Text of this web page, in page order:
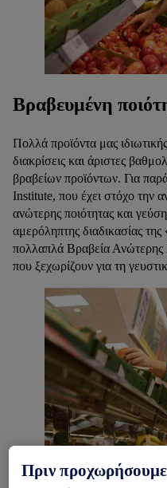
Βραβευμένη
Πολλά προϊόντα μας
διακρίσεις και άριστες
βραβείων προϊόντων. Για
Institute, που έχει στόχο την
ανώτερης ποιότητας και
αμερόληπτης διαδικασίας
πολλαπλά Βραβεία
που ξεχωρίζουν για τη
Πριν